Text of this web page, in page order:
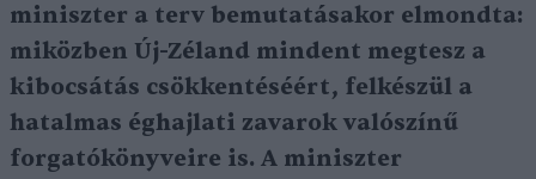
miniszter a terv bemutatásakor elmondta:
miközben Új-Zéland mindent megtesz a
kibocsátás csökkentéséért, felkészül a
hatalmas éghajlati zavarok valószínű
forgatókönyveire is. A miniszter